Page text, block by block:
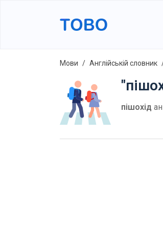
Мови Англійській словник
пішохід